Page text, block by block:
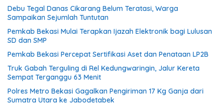
Debu Tegal Danas Cikarang Belum Teratasi, Warga
Sampaikan Sejumlah Tuntutan
Pemkab Bekasi Mulai Terapkan Ijazah Elektronik bagi Lulusan
SD dan SMP
Pemkab Bekasi Percepat Sertifikasi Aset dan Penataan LP2B
Truk Gabah Terguling di Rel Kedungwaringin, Jalur Kereta
Sempat Terganggu 63 Menit
Polres Metro Bekasi Gagalkan Pengiriman 17 Kg Ganja dari
Sumatra Utara ke Jabodetabek